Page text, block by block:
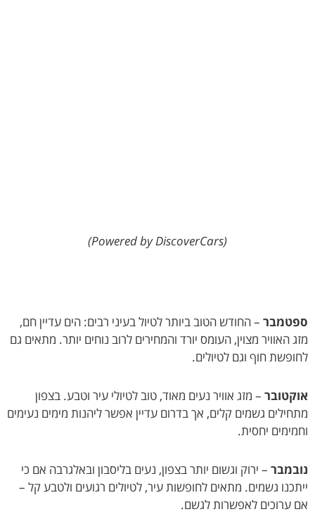
– החודש הטוב ביותר לטיול בעיני רבים: הים עדיין חם,
האוויר מצוין, העומס יורד והמחירים לרוב נוחים יותר. מתאים גם
חוף וגם לטיולים.
– מזג אוויר נעים מאוד, טוב לטיולי עיר וטבע. בצפון
גשמים קלים, אך בדרום עדיין אפשר ליהנות מימים נעימים
יחסית.
– ירוק וגשום יותר בצפון, נעים בליסבון ובאלגרבה אם כי
גשמים. מתאים לחופשות עיר, לטיולים רגועים ולטבע קל –
לאפשרות לגשם.